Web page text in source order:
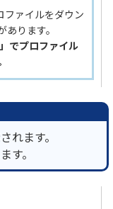
ファイルをダウン
ります。
でプロファイル
れます。
す。